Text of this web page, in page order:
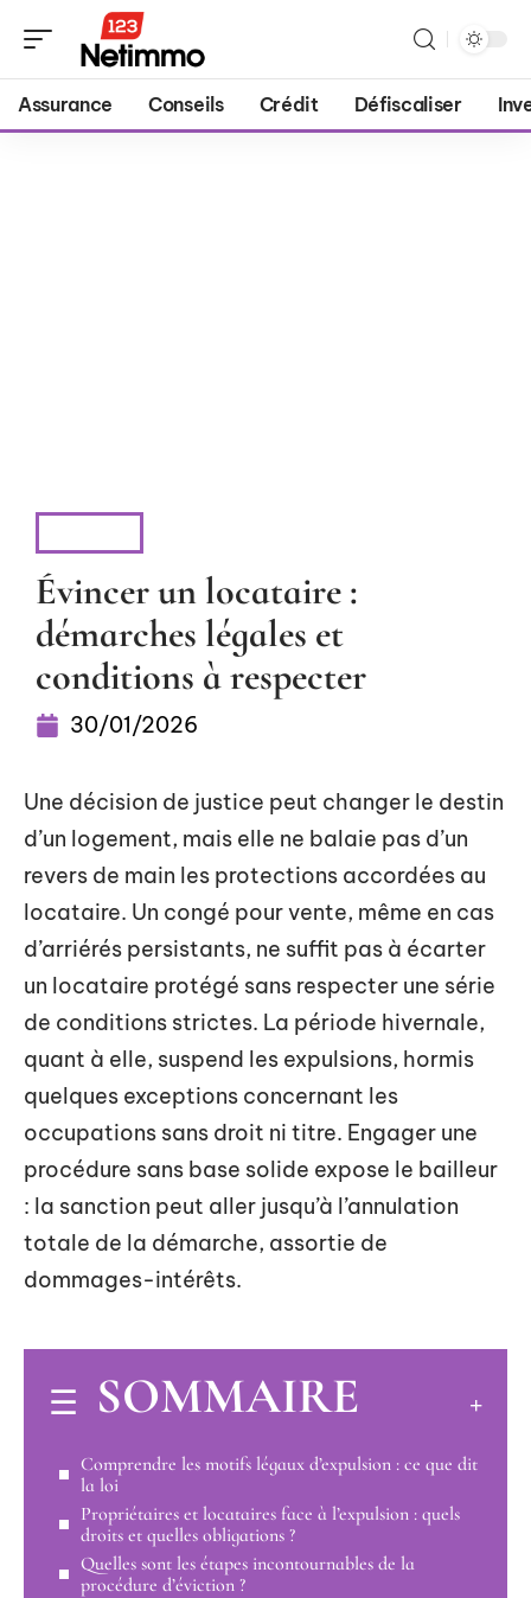
Assurance Conseils Crédit Défiscaliser
Évincer un locataire :
démarches légales et
conditions à respecter
30/01/2026
Une décision de justice peut changer le destin
d’un logement, mais elle ne balaie pas d’un
revers de main les protections accordées au
locataire. Un congé pour vente, même en cas
d’arriérés persistants, ne suffit pas à écarter
un locataire protégé sans respecter une série
de conditions strictes. La période hivernale,
quant à elle, suspend les expulsions, hormis
quelques exceptions concernant les
occupations sans droit ni titre. Engager une
procédure sans base solide expose le bailleur
: la sanction peut aller jusqu’à l’annulation
totale de la démarche, assortie de
dommages-intérêts.
SOMMAIRE
Comprendre les motifs légaux d’expulsion : ce que dit
la loi
Propriétaires et locataires face à l’expulsion : quels
droits et quelles obligations ?
Quelles sont les étapes incontournables de la
procédure d’éviction ?